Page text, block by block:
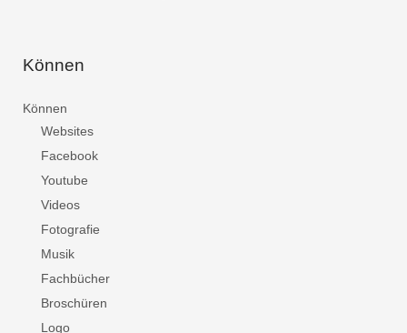
Können
Können
Websites
Facebook
Youtube
Videos
Fotografie
Musik
Fachbücher
Broschüren
Logo